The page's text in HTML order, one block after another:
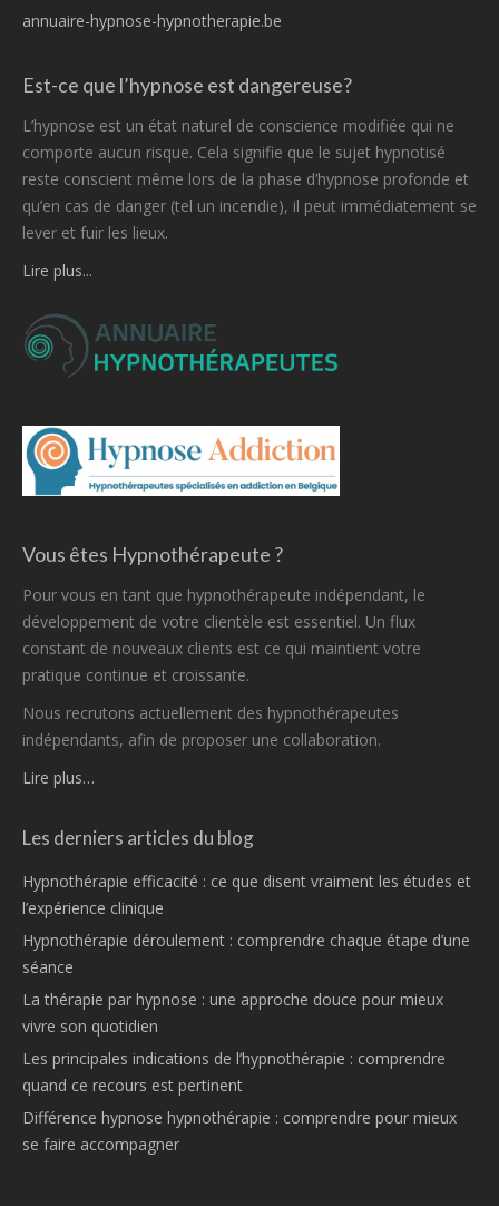
annuaire-hypnose-hypnotherapie.be
Est-ce que l’hypnose est dangereuse?
L’hypnose est un état naturel de conscience modifiée qui ne
comporte aucun risque. Cela signifie que le sujet hypnotisé
reste conscient même lors de la phase d’hypnose profonde et
qu’en cas de danger (tel un incendie), il peut immédiatement se
lever et fuir les lieux.
Lire plus...
Vous êtes Hypnothérapeute ?
Pour vous en tant que hypnothérapeute indépendant, le
développement de votre clientèle est essentiel. Un flux
constant de nouveaux clients est ce qui maintient votre
pratique continue et croissante.
Nous recrutons actuellement des hypnothérapeutes
indépendants, afin de proposer une collaboration.
Lire plus…
Les derniers articles du blog
Hypnothérapie efficacité : ce que disent vraiment les études et
l’expérience clinique
Hypnothérapie déroulement : comprendre chaque étape d’une
séance
La thérapie par hypnose : une approche douce pour mieux
vivre son quotidien
Les principales indications de l’hypnothérapie : comprendre
quand ce recours est pertinent
Différence hypnose hypnothérapie : comprendre pour mieux
se faire accompagner